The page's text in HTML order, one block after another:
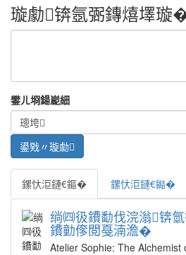
璇勮锛氬弻鏄熺墿璇
鐢ㄦ埛鍚嶏細
鏍忕洰鏈€鏂� 鏍忕洰鏈€鐑�
绱㈣彶鐨勫伐浣滃锛
鐨勭偧閲戞湳澹�
Atelier Sophie: The